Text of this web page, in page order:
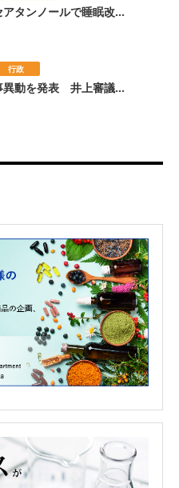
タンノールで睡眠改...
行政
異動を発表 井上審議...